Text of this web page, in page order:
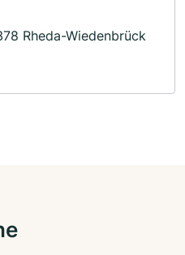
Rheda-Wiedenbrück